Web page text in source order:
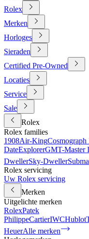
Rolex
Merken
Horloges
Sieraden
Certified Pre-Owned
Locaties
Service
Sale
Rolex
Rolex families
1908Air-KingCosmograph
DateExplorerGMT-Master
DwellerSky-Dweller
Rolex servicing
Uw Rolex servicing
Merken
Uitgelichte merken
RolexPatek
PhilippeCartierIWCHublot
HeuerAlle merken